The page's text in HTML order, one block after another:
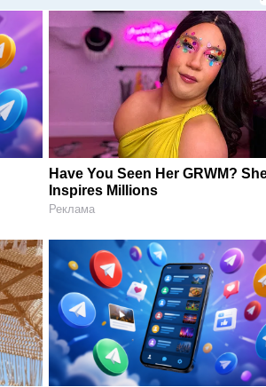
Have You Seen Her GRWM?
Inspires Millions
Реклама